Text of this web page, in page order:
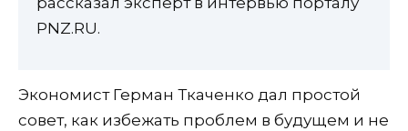
PNZ.RU.
Экономист Герман Ткаченко дал простой
совет, как избежать проблем в будущем и не